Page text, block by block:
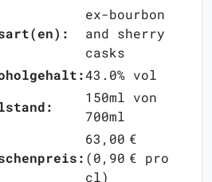
ex-bourbon
and sherry
casks
43.0% vol
150ml von
700ml
63,00 €
(0,90 € pro
cl)